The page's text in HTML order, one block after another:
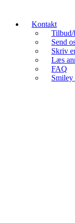
Kontakt
Send
Skriv
Læs
FAQ
Smiley